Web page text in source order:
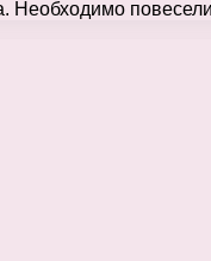
Необходимо